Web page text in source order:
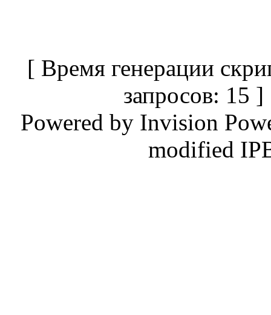
[ Время генерации
запросов:
Powered by Invision
modified